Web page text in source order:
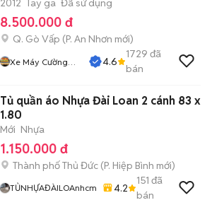
2012 Tay ga Đã sử dụng
8.500.000 đ
Q. Gò Vấp (P. An Nhơn mới)
Xe Máy Cường
4.6
1729 đã
bán
Tủ quần áo Nhựa Đài Loan 2 cánh 83 x
1.80
Mới Nhựa
1.150.000 đ
Thành phố Thủ Đức (P. Hiệp Bình mới)
TỦNHỰAĐÀILOAnhcm 4.2
151 đã
bán